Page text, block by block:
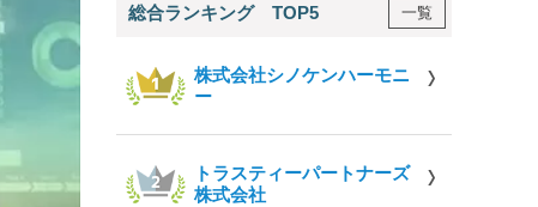
総合ランキング TOP5 一覧
株式会社シノケンハーモニ
ー
トラスティーパートナーズ
株式会社